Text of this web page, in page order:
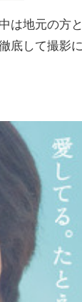
は地元の方
底して撮影